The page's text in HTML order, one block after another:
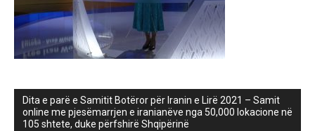
Dita e parë e Samitit Botëror për Iranin e Lirë 2021 – Samit
online me pjesëmarrjen e iranianëve nga 50,000 lokacione në
105 shtete, duke përfshirë Shqipërinë